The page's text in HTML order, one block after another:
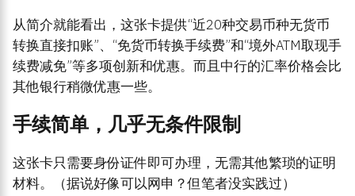
从简介就能看出，这张卡提供“近20种交易币种无货币
转换直接扣账”、“免货币转换手续费”和“境外ATM取现手
续费减免”等多项创新和优惠。而且中行的汇率价格会比
其他银行稍微优惠一些。
手续简单，几乎无条件限制
这张卡只需要身份证件即可办理，无需其他繁琐的证明
材料。（据说好像可以网申？但笔者没实践过）